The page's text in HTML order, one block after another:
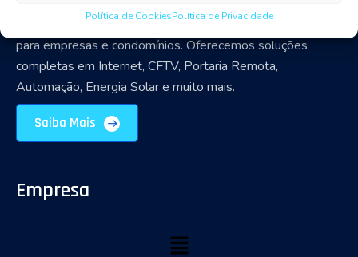
Política de CookiesPolítica de Privacidade
Especializada em tecnologia, conectividade e segurança
para empresas e condomínios. Oferecemos soluções
completas em Internet, CFTV, Portaria Remota,
Automação, Energia Solar e muito mais.
Saiba Mais
Empresa